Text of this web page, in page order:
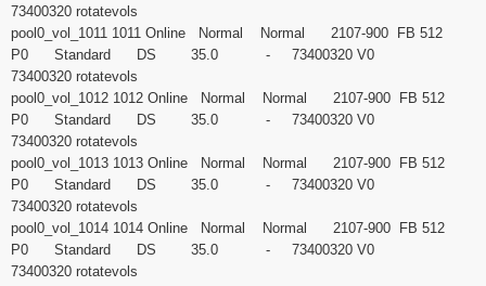
73400320 rotatevols
pool0_vol_1011 1011 Online Normal Normal 2107-900 FB 512
P0 Standard DS 35.0 - 73400320 V0
73400320 rotatevols
pool0_vol_1012 1012 Online Normal Normal 2107-900 FB 512
P0 Standard DS 35.0 - 73400320 V0
73400320 rotatevols
pool0_vol_1013 1013 Online Normal Normal 2107-900 FB 512
P0 Standard DS 35.0 - 73400320 V0
73400320 rotatevols
pool0_vol_1014 1014 Online Normal Normal 2107-900 FB 512
P0 Standard DS 35.0 - 73400320 V0
73400320 rotatevols